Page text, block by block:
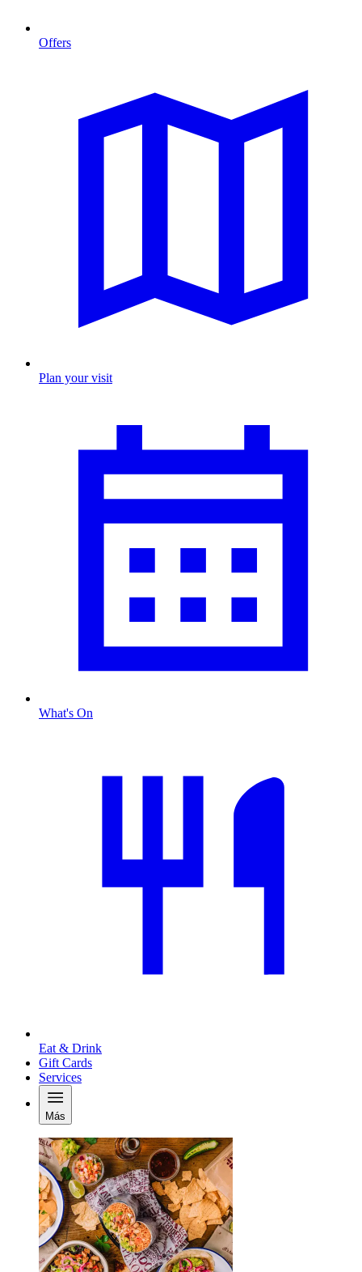
Offers
Plan your visit
What's On
Eat & Drink
Gift Cards
Services
Más